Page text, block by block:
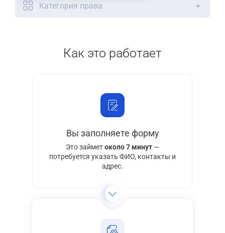
Категория права
Как это работает
Вы заполняете форму
Это займетоколо 7 минут —
потребуется указать ФИО, контакты и
адрес.